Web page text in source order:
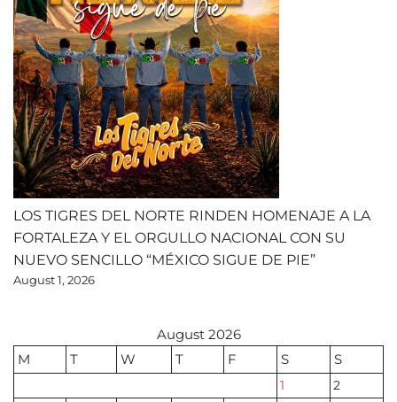
LOS TIGRES DEL NORTE RINDEN HOMENAJE A LA
FORTALEZA Y EL ORGULLO NACIONAL CON SU
NUEVO SENCILLO “MÉXICO SIGUE DE PIE”
August 1, 2026
August 2026
M
T W T F S S
1
2